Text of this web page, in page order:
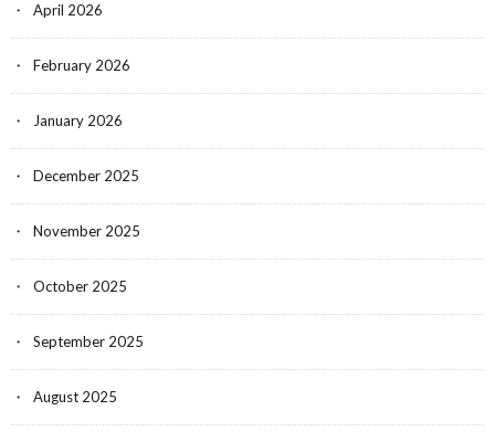
April 2026
February 2026
January 2026
December 2025
November 2025
October 2025
September 2025
August 2025